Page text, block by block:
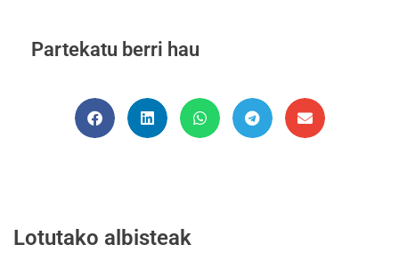
Partekatu berri hau
Lotutako albisteak